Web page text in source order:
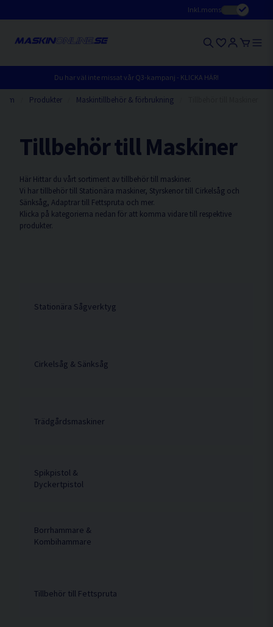
Inkl.moms
Du har väl inte missat vår Q3-kampanj - KLICKA HÄR!
Hem Produkter Maskintillbehör & förbrukning
Tillbehör till Maskiner
Här Hittar du vårt sortiment av tillbehör till maskiner.
Vi har tillbehör till Stationära maskiner, Styrskenor till Cirkelsåg och
Sänksåg, Adaptrar till Fettspruta och mer.
Klicka på kategorierna nedan för att komma vidare till respektive
produkter.
Stationära Sågverktyg
Cirkelsåg & Sänksåg
Trädgårdsmaskiner
Spikpistol &
Dyckertpistol
Borrhammare &
Kombihammare
Tillbehör till Fettspruta